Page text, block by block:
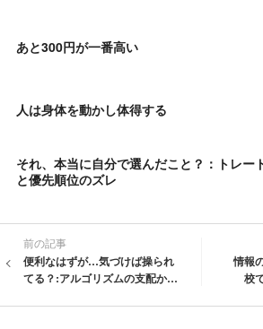
あと300円が一番高い
人は身体を動かし体得する
それ、本当に自分で選んだこと？：トレー
と優先順位のズレ
前の記事
便利なはずが…気づけば操られ
てる？:アルゴリズムの支配から
情報
校